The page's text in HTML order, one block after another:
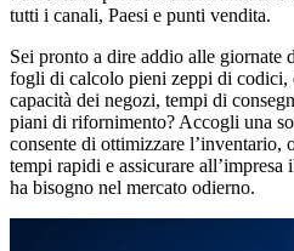
tutti i canali, Paesi e punti vendita.
Sei pronto a dire addio alle giornate
fogli di calcolo pieni zeppi di codici,
capacità dei negozi, tempi di
piani di rifornimento? Accogli una
consente di ottimizzare l’inventario,
tempi rapidi e assicurare
ha bisogno nel mercato odierno.